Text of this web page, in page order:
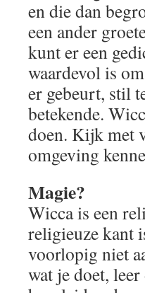
en die dan
een ander
kunt er een
waardevol is
er gebeurt, stil
betekende.
doen. Kijk met
omgeving
Magie?
Wicca is een
religieuze kant
voorlopig niet
wat je doet,